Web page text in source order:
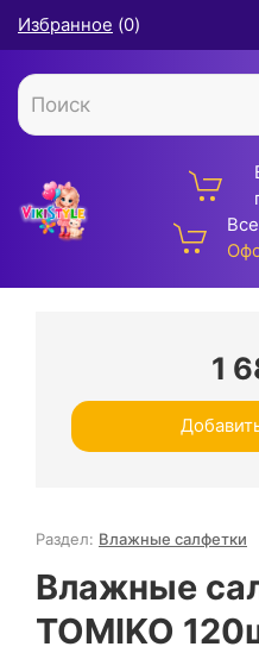
Избранное (0)
1
Раздел: Влажные салфетки
Влажные
TOMIKO